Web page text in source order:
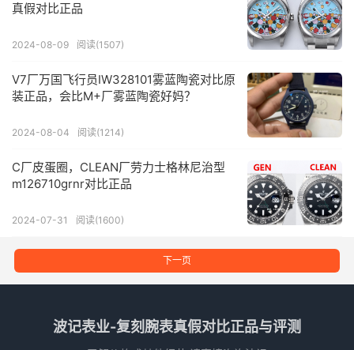
真假对比正品
2024-08-09 阅读(1507)
V7厂万国飞行员IW328101雾蓝陶瓷对比原
装正品，会比M+厂雾蓝陶瓷好妈？
2024-08-04 阅读(1214)
C厂皮蛋圈，CLEAN厂劳力士格林尼治型
m126710grnr对比正品
2024-07-31 阅读(1600)
下一页
波记表业-复刻腕表真假对比正品与评测